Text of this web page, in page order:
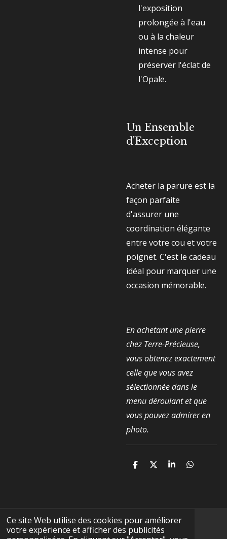
Ce site Web utilise des cookies pour améliorer
votre expérience et afficher des publicités
l'exposition
prolongée à l'eau
ou à la chaleur
intense pour
préserver l'éclat de
l'Opale.
Un Ensemble
d'Exception
Acheter la parure est la
façon parfaite
d'assurer une
coordination élégante
entre votre cou et votre
poignet. C'est le cadeau
idéal pour marquer une
occasion mémorable.
En achetant une pierre
chez Terre-Précieuse,
vous obtenez exactement
celle que vous avez
sélectionnée dans le
menu déroulant et que
vous pouvez admirer en
photo.
P
r
P
r
P
r
P
F
I
Y
T
W